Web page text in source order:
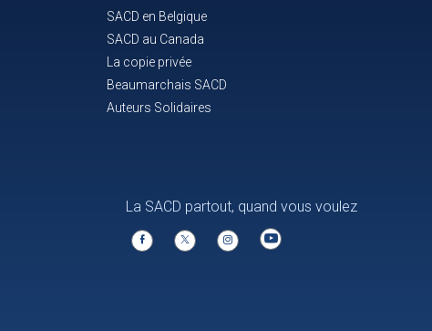
SACD en Belgique
SACD au Canada
La copie privée
Beaumarchais SACD
Auteurs Solidaires
La SACD partout, quand vous voulez